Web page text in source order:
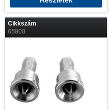
Cikkszám
65800